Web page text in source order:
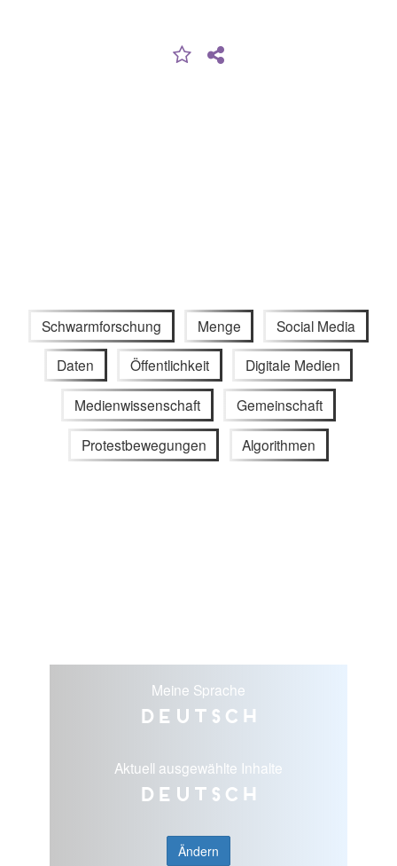
Schwarmforschung Menge Social Media
Daten Öffentlichkeit Digitale Medien
Medienwissenschaft Gemeinschaft
Protestbewegungen Algorithmen
Meine Sprache
Deutsch
Aktuell ausgewählte Inhalte
Deutsch
Ändern